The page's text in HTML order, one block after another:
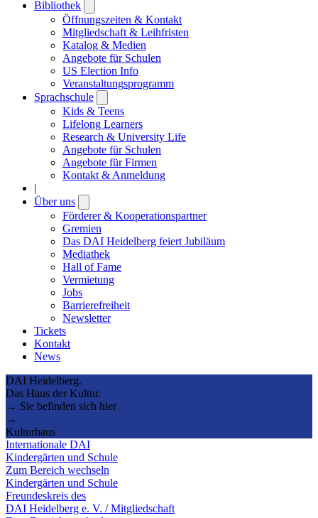
Bibliothek
submenu
Öffnungszeiten & Kontakt
Mitgliedschaft & Leihfristen
Katalog & Medien
Angebote für Schulen
US Election Info
Veranstaltungsprogramm
Sprachschule
submenu
Kids & Teens
Lifelong Learners
Research & University Life
Angebote für Schulen
Angebote für Firmen
Kontakt & Anmeldung
|
Über uns
submenu
Förderer & Kooperationspartner
Gremien
Das DAI Heidelberg feiert Jubiläum
Mediathek
Hall of Fame
Vermietung
Jobs
Barrierefreiheit
Newsletter
Tickets
Kontakt
News
DAI Heidelberg.
Das Haus der Kultur.
→ Sie befinden sich hier
→
Kulturhaus
Internationale DAI
Kindergärten und Schule
Zum Bereich wechseln
Kindergärten und Schule
Freundeskreis des
DAI Heidelberg e. V. / Mitgliedschaft